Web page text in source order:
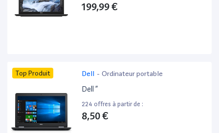
199,99 €
Top Produit Dell - Ordinateur portable
Dell ”
224 offres à partir de :
8,50 €